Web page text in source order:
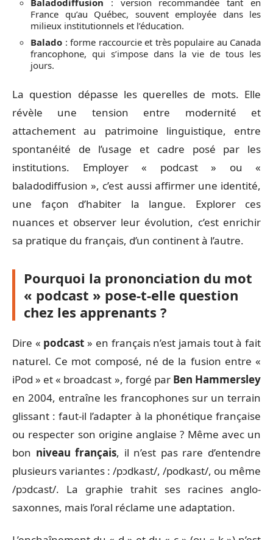
Baladodiffusion : version recommandée tant en
France qu’au Québec, souvent employée dans les
milieux institutionnels et l’éducation.
Balado : forme raccourcie et très populaire au Canada
francophone, qui s’impose dans la vie de tous les
jours.
La question dépasse les querelles de mots. Elle
révèle une tension entre modernité et
attachement au patrimoine linguistique, entre
spontanéité de l’usage et cadre posé par les
institutions. Employer « podcast » ou «
baladodiffusion », c’est aussi affirmer une identité,
une façon d’habiter la langue. Explorer ces
nuances et observer leur évolution, c’est enrichir
sa pratique du français, d’un continent à l’autre.
Pourquoi la prononciation du mot
« podcast » pose-t-elle question
chez les apprenants ?
Dire « podcast » en français n’est jamais tout à fait
naturel. Ce mot composé, né de la fusion entre «
iPod » et « broadcast », forgé par Ben Hammersley
en 2004, entraîne les francophones sur un terrain
glissant : faut-il l’adapter à la phonétique française
ou respecter son origine anglaise ? Même avec un
bon niveau français, il n’est pas rare d’entendre
plusieurs variantes : /pɔdkast/, /podkast/, ou même
/pɔdcast/. La graphie trahit ses racines anglo-
saxonnes, mais l’oral réclame une adaptation.